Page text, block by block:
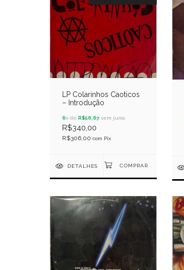
LP Colarinhos Caoticos
– Introdução
6x de R$56,67 sem juros
R$340,00
R$306,00 com Pix
DETALHES